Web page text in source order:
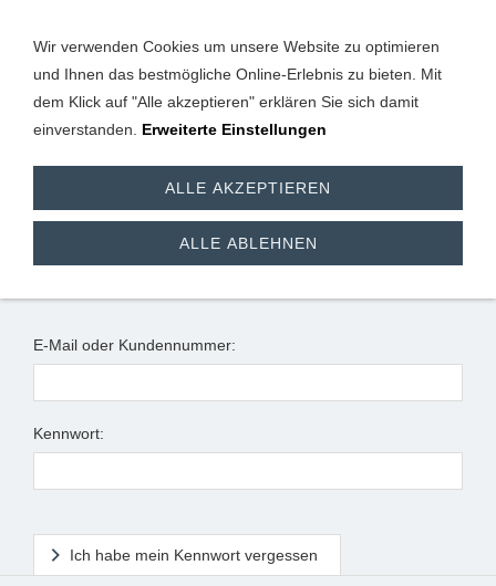
Anmeldung
E-Mail oder Kundennummer:
Kennwort:
Ich habe mein Kennwort vergessen
Wir verwenden Cookies um unsere Website zu optimieren
und Ihnen das bestmögliche Online-Erlebnis zu bieten. Mit
dem Klick auf "Alle akzeptieren" erklären Sie sich damit
einverstanden. Erweiterte Einstellungen
ALLE AKZEPTIEREN
ALLE ABLEHNEN